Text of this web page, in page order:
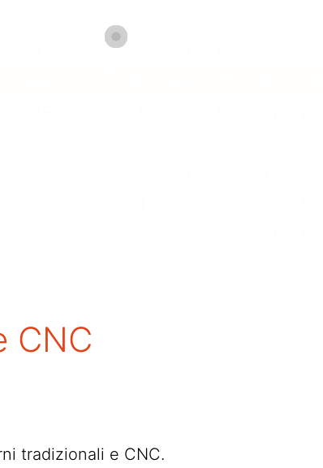
CNC
tradizionali e CNC.